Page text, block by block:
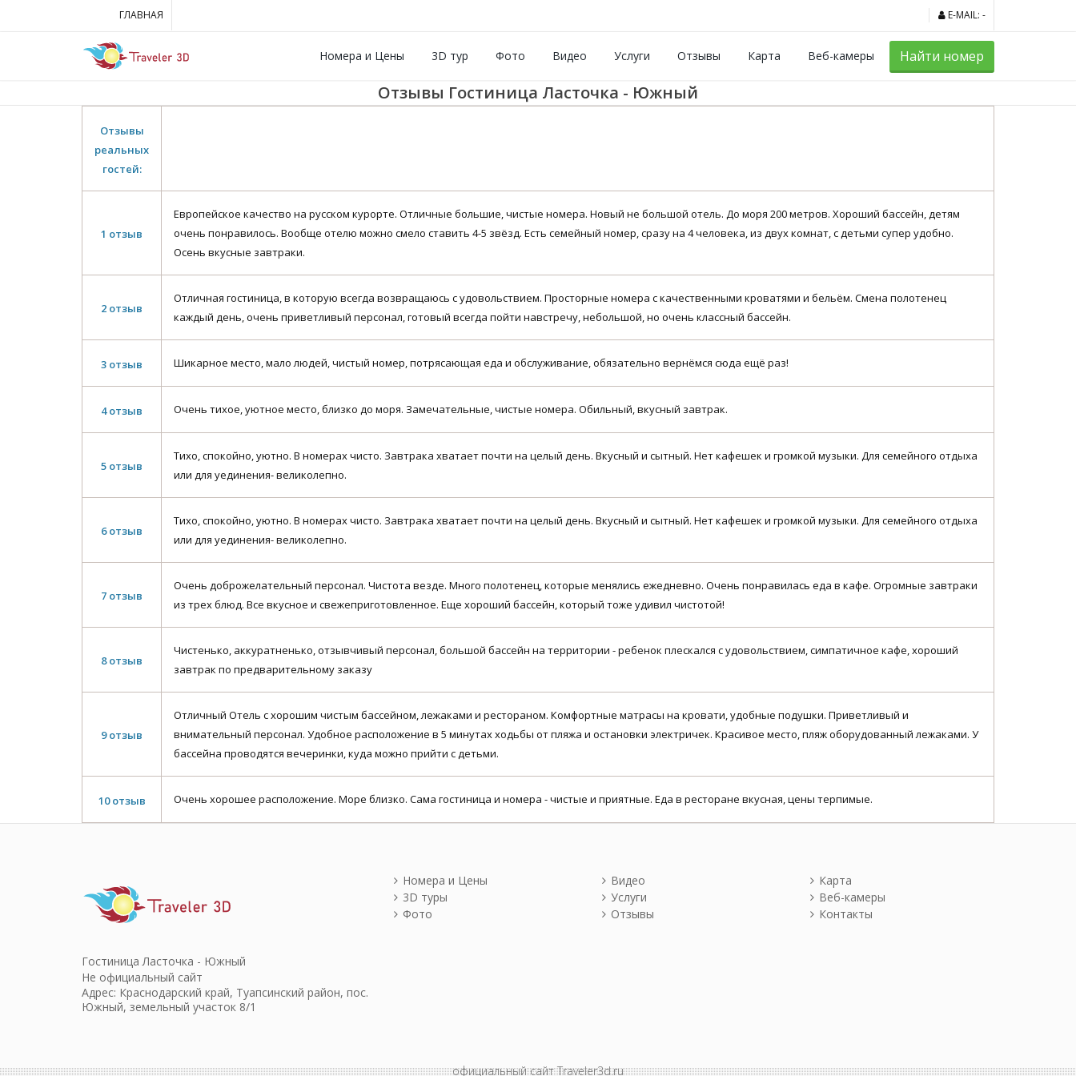
E-MAIL: -
ГЛАВНАЯ
Номера и Цены 3D тур Фото Видео Услуги Отзывы Карта Веб-камеры Найти номер
Отзывы Гостиница Ласточка - Южный
Отзывы
реальных
гостей:
1 отзыв
Европейское качество на русском курорте. Отличные большие, чистые номера. Новый не большой отель. До моря 200 метров. Хороший бассейн, детям
очень понравилось. Вообще отелю можно смело ставить 4-5 звёзд. Есть семейный номер, сразу на 4 человека, из двух комнат, с детьми супер удобно.
Осень вкусные завтраки.
2 отзыв
Отличная гостиница, в которую всегда возвращаюсь с удовольствием. Просторные номера с качественными кроватями и бельём. Смена полотенец
каждый день, очень приветливый персонал, готовый всегда пойти навстречу, небольшой, но очень классный бассейн.
3 отзыв Шикарное место, мало людей, чистый номер, потрясающая еда и обслуживание, обязательно вернёмся сюда ещё раз!
4 отзыв Очень тихое, уютное место, близко до моря. Замечательные, чистые номера. Обильный, вкусный завтрак.
5 отзыв
Тихо, спокойно, уютно. В номерах чисто. Завтрака хватает почти на целый день. Вкусный и сытный. Нет кафешек и громкой музыки. Для семейного отдыха
или для уединения- великолепно.
6 отзыв
Тихо, спокойно, уютно. В номерах чисто. Завтрака хватает почти на целый день. Вкусный и сытный. Нет кафешек и громкой музыки. Для семейного отдыха
или для уединения- великолепно.
7 отзыв
Очень доброжелательный персонал. Чистота везде. Много полотенец, которые менялись ежедневно. Очень понравилась еда в кафе. Огромные завтраки
из трех блюд. Все вкусное и свежеприготовленное. Еще хороший бассейн, который тоже удивил чистотой!
8 отзыв
Чистенько, аккуратненько, отзывчивый персонал, большой бассейн на территории - ребенок плескался с удовольствием, симпатичное кафе, хороший
завтрак по предварительному заказу
9 отзыв
Отличный Отель с хорошим чистым бассейном, лежаками и рестораном. Комфортные матрасы на кровати, удобные подушки. Приветливый и
внимательный персонал. Удобное расположение в 5 минутах ходьбы от пляжа и остановки электричек. Красивое место, пляж оборудованный лежаками. У
бассейна проводятся вечеринки, куда можно прийти с детьми.
10 отзыв Очень хорошее расположение. Море близко. Сама гостиница и номера - чистые и приятные. Еда в ресторане вкусная, цены терпимые.
Гостиница Ласточка - Южный
Не официальный сайт
Адрес: Краснодарский край, Туапсинский район, пос.
Южный, земельный участок 8/1
Номера и Цены
3D туры
Фото
Видео
Услуги
Отзывы
Карта
Веб-камеры
Контакты
официальный сайт Traveler3d.ru